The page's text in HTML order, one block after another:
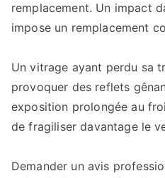
remplacement. Un impact
impose un remplacement
Un vitrage ayant perdu sa
provoquer des reflets
exposition prolongée au
de fragiliser davantage le
Demander un avis